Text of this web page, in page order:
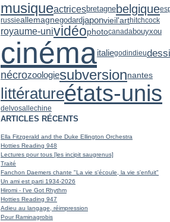
musiqueactricesbretagnebelgique
russieallemagnegodardjaponvieil'arthitchcock
royaume-unividéophotocanada bouyxou
cinémaitaliegodindieu
nécrozoologiesubversionnantes
littératureétats-unis
delvosallechine
ARTICLES RÉCENTS
Ella Fitzgerald and the Duke Ellington Orchestra
Hotties Reading 948
Lectures pour tous [les incipit saugrenus]
Traité
Fanchon Daemers chante "La vie s'écoule, la vie s'enfuit"
Un ami est parti 1934-2026
Hiromi - I've Got Rhythm
Hotties Reading 947
Adieu au langage, réimpression
Pour Raminagrobis